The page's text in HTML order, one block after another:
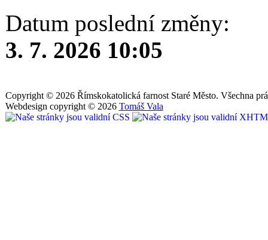
Datum poslední změny:
3. 7. 2026 10:05
Copyright © 2026 Římskokatolická farnost Staré Město. Všechna
Webdesign copyright © 2026 Tomáš Vala